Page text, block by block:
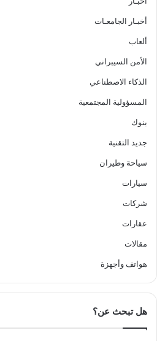
أخبـار الجامعـات
ألعاب
الأمن السيبراني
الذكاء الاصطناعي
المسؤولية المجتمعية
بنوك
جديد التقنية
سياحة وطيران
سيارات
شركات
عقارات
مقالات
هواتف وأجهزة
هل تبحث عن؟